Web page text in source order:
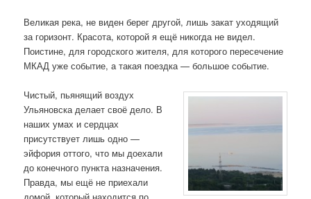
Великая река, не виден берег другой, лишь закат уходящий
за горизонт. Красота, которой я ещё никогда не видел.
Поистине, для городского жителя, для которого пересечение
МКАД уже событие, а такая поездка — большое событие.
Чистый, пьянящий воздух
Ульяновска делает своё дело. В
наших умах и сердцах
присутствует лишь одно —
эйфория оттого, что мы доехали
до конечного пункта назначения.
Правда, мы ещё не приехали